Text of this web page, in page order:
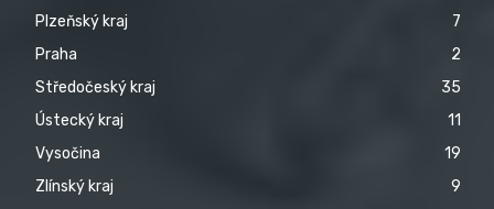
Plzeňský kraj
7
Praha
2
Středočeský kraj
35
Ústecký kraj
11
Vysočina
19
Zlínský kraj
9